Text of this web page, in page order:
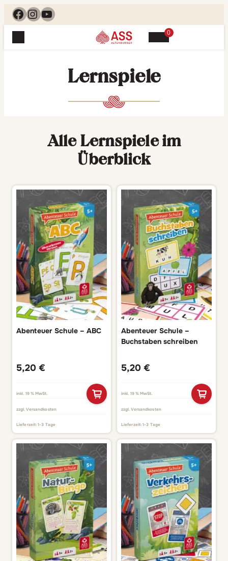
Facebook
Instagram
YouTube
0
Lernspiele
Spielregeln
Anfrage
Kataloge
Unsere Stores
Merchandise
Suchen, finden, spielen. Jetzt & hier.
Lernspiele
Alle Lernspiele im
Überblick
Abenteuer Schule – ABC
5,20 €
inkl. 19 % MwSt.
zzgl. Versandkosten
Lieferzeit:1-3 Tage
Abenteuer Schule –
Buchstaben schreiben
5,20 €
inkl. 19 % MwSt.
zzgl. Versandkosten
Lieferzeit:1-3 Tage